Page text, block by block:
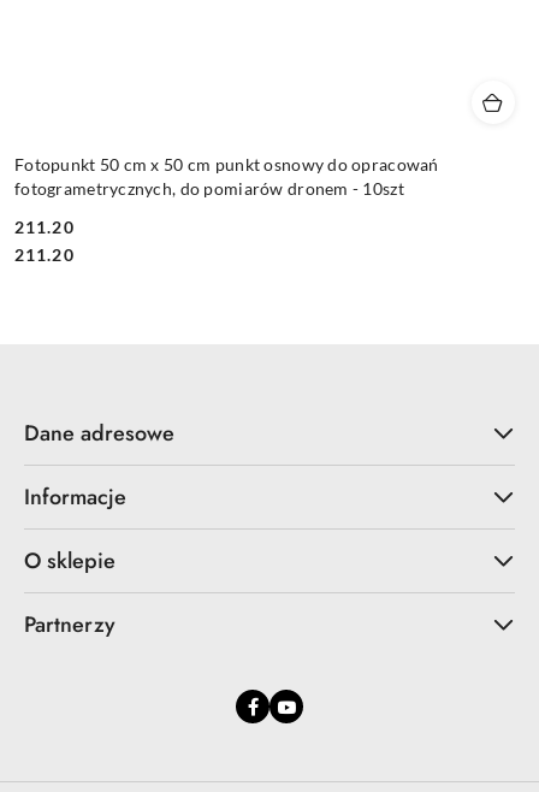
Fotopunkt 50 cm x 50 cm punkt osnowy do opracowań
fotogrametrycznych, do pomiarów dronem - 10szt
Cena:
211.20
Cena:
211.20
Dane adresowe
Informacje
O sklepie
Partnerzy